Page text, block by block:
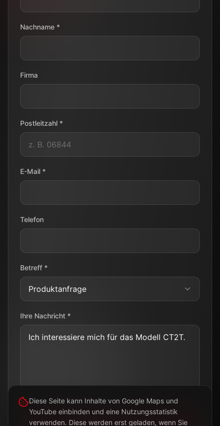
Nachname *
Firma
Postleitzahl *
E-Mail *
Telefon
Betreff *
Ihre Nachricht *
Nachricht senden
Diese Seite kann Inhalte von Google Maps und
YouTube einbinden und eine Nutzungsstatistik
verwenden. Diese werden erst geladen, wenn Sie